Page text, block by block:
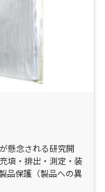
懸念される研究開
填・排出・測定・装
品保護（製品への異